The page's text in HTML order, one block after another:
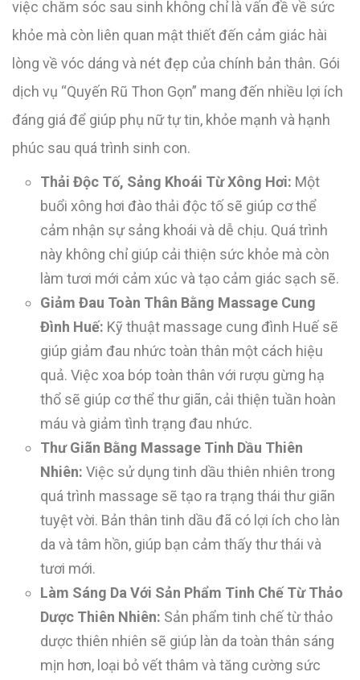
việc chăm sóc sau sinh không chỉ là vấn đề về sức
khỏe mà còn liên quan mật thiết đến cảm giác hài
lòng về vóc dáng và nét đẹp của chính bản thân. Gói
dịch vụ “Quyến Rũ Thon Gọn” mang đến nhiều lợi ích
đáng giá để giúp phụ nữ tự tin, khỏe mạnh và hạnh
phúc sau quá trình sinh con.
Thải Độc Tố, Sảng Khoái Từ Xông Hơi: Một
buổi xông hơi đào thải độc tố sẽ giúp cơ thể
cảm nhận sự sảng khoái và dễ chịu. Quá trình
này không chỉ giúp cải thiện sức khỏe mà còn
làm tươi mới cảm xúc và tạo cảm giác sạch sẽ.
Giảm Đau Toàn Thân Bằng Massage Cung
Đình Huế: Kỹ thuật massage cung đình Huế sẽ
giúp giảm đau nhức toàn thân một cách hiệu
quả. Việc xoa bóp toàn thân với rượu gừng hạ
thổ sẽ giúp cơ thể thư giãn, cải thiện tuần hoàn
máu và giảm tình trạng đau nhức.
Thư Giãn Bằng Massage Tinh Dầu Thiên
Nhiên: Việc sử dụng tinh dầu thiên nhiên trong
quá trình massage sẽ tạo ra trạng thái thư giãn
tuyệt vời. Bản thân tinh dầu đã có lợi ích cho làn
da và tâm hồn, giúp bạn cảm thấy thư thái và
tươi mới.
Làm Sáng Da Với Sản Phẩm Tinh Chế Từ Thảo
Dược Thiên Nhiên: Sản phẩm tinh chế từ thảo
dược thiên nhiên sẽ giúp làn da toàn thân sáng
mịn hơn, loại bỏ vết thâm và tăng cường sức